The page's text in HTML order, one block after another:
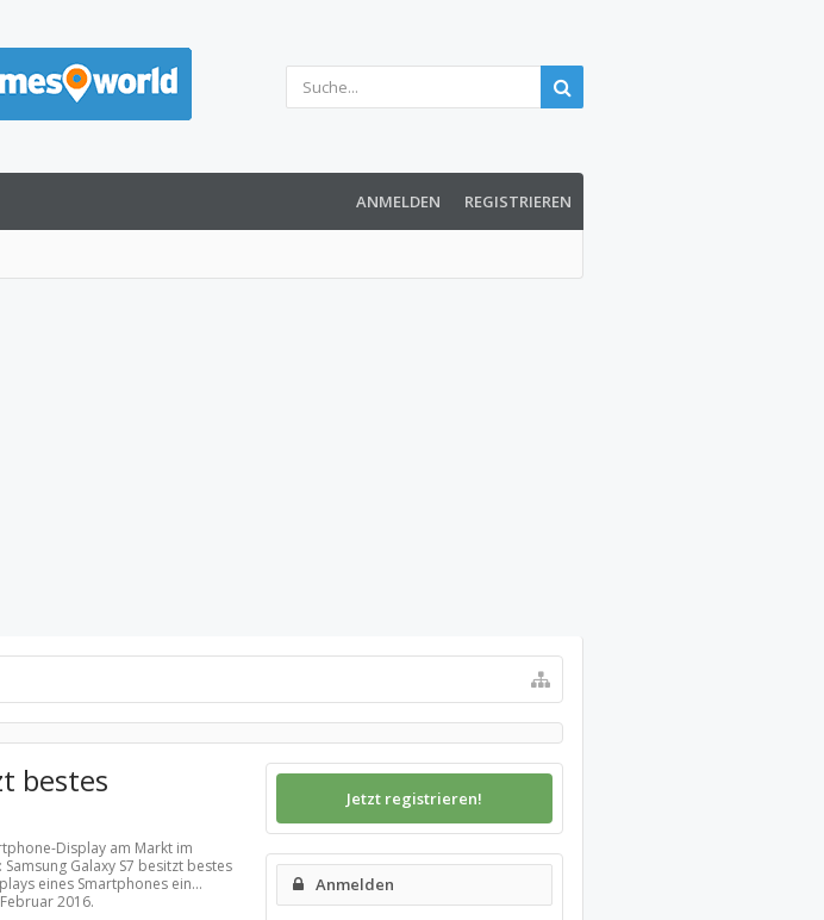
ANMELDEN REGISTRIEREN
bestes
Display am Markt im
Galaxy S7 besitzt bestes
eines Smartphones ein...
2016.
Jetzt registrieren!
Anmelden